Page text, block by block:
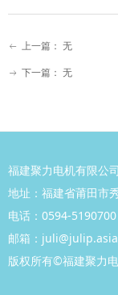
ꂃ 上一篇： 无
ꁹ 下一篇： 无
福建聚力电机有限公司
地址：福建省莆田市
电话：0594-5190700
邮箱：juli@julip.asia
版权所有©福建聚力